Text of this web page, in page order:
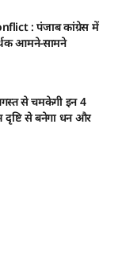
: पंजाब कांग्रेस में
आमने-सामने
से चमकेगी इन 4
दृष्टि से बनेगा धन और